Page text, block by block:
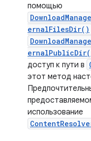
помощью
ernalFilesDir()
доступ к пути в
этот метод
использование